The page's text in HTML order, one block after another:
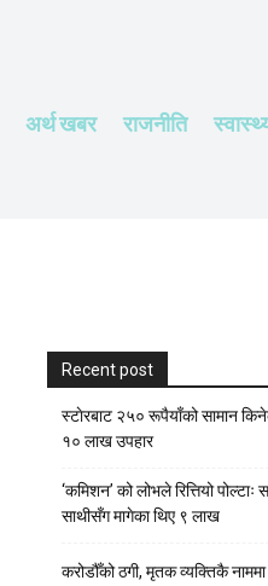
अर्थ खबर राजनीति
Recent post
स्टाेरबाट २५० रूपैयाँको सामान
१० लाख उपहार
‘कमिशन’ को लोभले रित्तियो
साथीसँग मागेका थिए ९ लाख
करोडौँको ठगी, मृतक व्यक्तिकै